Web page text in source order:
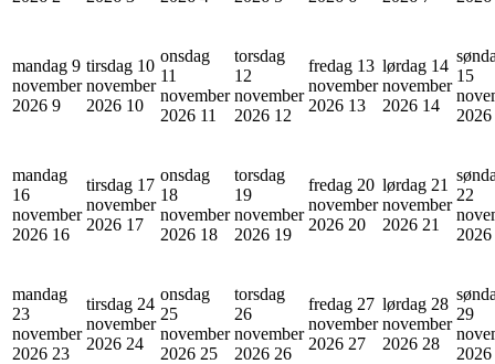
mandag 9
november
2026 9
tirsdag 10
november
2026 10
onsdag
11
november
2026 11
torsdag
12
november
2026 12
fredag 13
november
2026 13
lørdag 14
november
2026 14
15
2026
mandag
16
november
2026 16
tirsdag 17
november
2026 17
onsdag
18
november
2026 18
torsdag
19
november
2026 19
fredag 20
november
2026 20
lørdag 21
november
2026 21
22
2026
mandag
23
november
2026 23
tirsdag 24
november
2026 24
onsdag
25
november
2026 25
torsdag
26
november
2026 26
fredag 27
november
2026 27
lørdag 28
november
2026 28
29
2026